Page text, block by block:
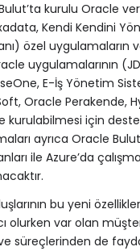
kurulu Oracle
Kendi Kendini
özel uygulamaların
uygulamalarının
E-İş Yönetim
Oracle Perakende,
kurulabilmesi için
ayrıca Oracle
ile Azure’da
bu yeni
olurken var olan
süreçlerinden de